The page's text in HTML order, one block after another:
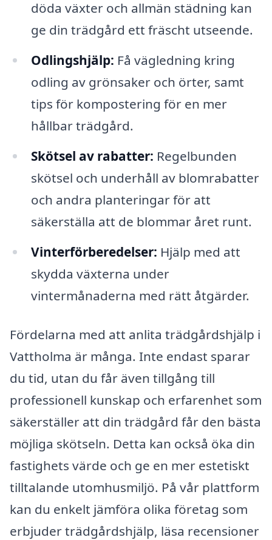
döda växter och allmän städning kan
ge din trädgård ett fräscht utseende.
Odlingshjälp: Få vägledning kring
odling av grönsaker och örter, samt
tips för kompostering för en mer
hållbar trädgård.
Skötsel av rabatter: Regelbunden
skötsel och underhåll av blomrabatter
och andra planteringar för att
säkerställa att de blommar året runt.
Vinterförberedelser: Hjälp med att
skydda växterna under
vintermånaderna med rätt åtgärder.
Fördelarna med att anlita trädgårdshjälp i
Vattholma är många. Inte endast sparar
du tid, utan du får även tillgång till
professionell kunskap och erfarenhet som
säkerställer att din trädgård får den bästa
möjliga skötseln. Detta kan också öka din
fastighets värde och ge en mer estetiskt
tilltalande utomhusmiljö. På vår plattform
kan du enkelt jämföra olika företag som
erbjuder trädgårdshjälp, läsa recensioner